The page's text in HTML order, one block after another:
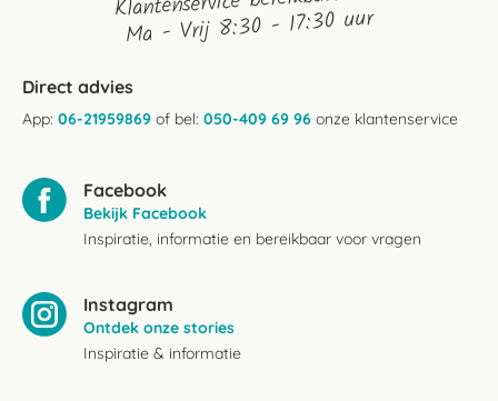
Ma - Vrij 8:30 - 17:30 uur
Direct advies
App: 06-21959869 of bel: 050-409 69 96 onze klantenservice
Facebook
Bekijk Facebook
Inspiratie, informatie en bereikbaar voor vragen
Instagram
Ontdek onze stories
Inspiratie & informatie